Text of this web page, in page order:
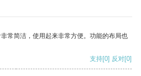
常简洁，使用起来非常方便。功能的布局也
支持[0] 反对[0]